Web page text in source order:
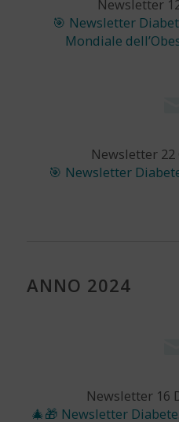
Newsletter
🎯 Newsletter
Mondiale
Newsletter 22
🎯 Newsletter
ANNO 2024
Newsletter 16
🎄🎁 Newsletter